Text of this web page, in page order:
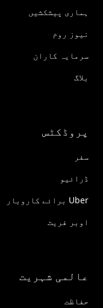
ہماری پیشکشیں
نیوز روم
سرمایہ کاران
بلاگ
پروڈکٹس
سفر
ڈرائیو
Uber برائے کاروبار
اوبر فریٹ
عالمی شہریت
حفاظت